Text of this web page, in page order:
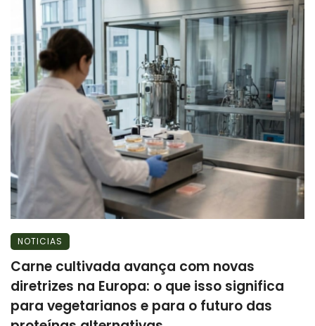
NOTICIAS
Carne cultivada avança com novas
diretrizes na Europa: o que isso significa
para vegetarianos e para o futuro das